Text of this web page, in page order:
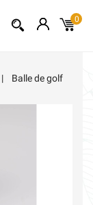
0
Balle de golf